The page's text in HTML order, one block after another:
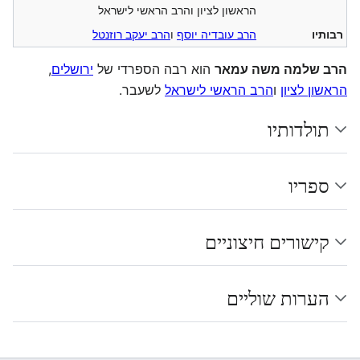
הראשון לציון והרב הראשי לישראל
רבותיו
הרב עובדיה יוסף והרב יעקב רוזנטל
הרב שלמה משה עמאר הוא רבה הספרדי של ירושלים,
הראשון לציון והרב הראשי לישראל לשעבר.
תולדותיו
ספריו
קישורים חיצוניים
הערות שוליים